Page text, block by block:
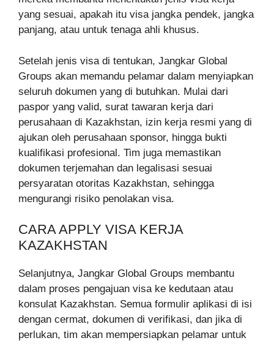
yang sesuai, apakah itu visa jangka pendek, jangka
panjang, atau untuk tenaga ahli khusus.
Setelah jenis visa di tentukan, Jangkar Global
Groups akan memandu pelamar dalam menyiapkan
seluruh dokumen yang di butuhkan. Mulai dari
paspor yang valid, surat tawaran kerja dari
perusahaan di Kazakhstan, izin kerja resmi yang di
ajukan oleh perusahaan sponsor, hingga bukti
kualifikasi profesional. Tim juga memastikan
dokumen terjemahan dan legalisasi sesuai
persyaratan otoritas Kazakhstan, sehingga
mengurangi risiko penolakan visa.
CARA APPLY VISA KERJA
KAZAKHSTAN
Selanjutnya, Jangkar Global Groups membantu
dalam proses pengajuan visa ke kedutaan atau
konsulat Kazakhstan. Semua formulir aplikasi di isi
dengan cermat, dokumen di verifikasi, dan jika di
perlukan, tim akan mempersiapkan pelamar untuk